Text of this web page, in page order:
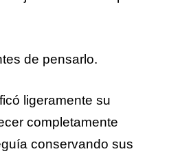
de pensarlo.
ligeramente su
completamente
conservando sus